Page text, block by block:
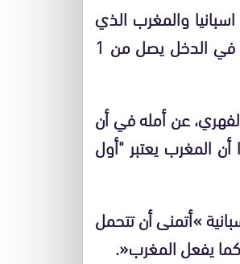
والمغرب الذي
يعد الاوسع على الصعيد العالمي بين بلدين جارين، والمتمثل في فارق في الدخل يصل من 1
عن أمله في أن
المغرب يعتبر "أول
»أتمنى أن تتحمل
كما يفعل المغرب«.